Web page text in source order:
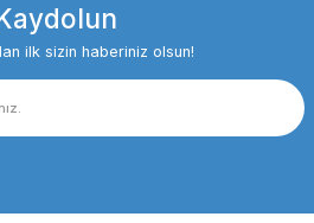
ilk sizin haberiniz olsun!